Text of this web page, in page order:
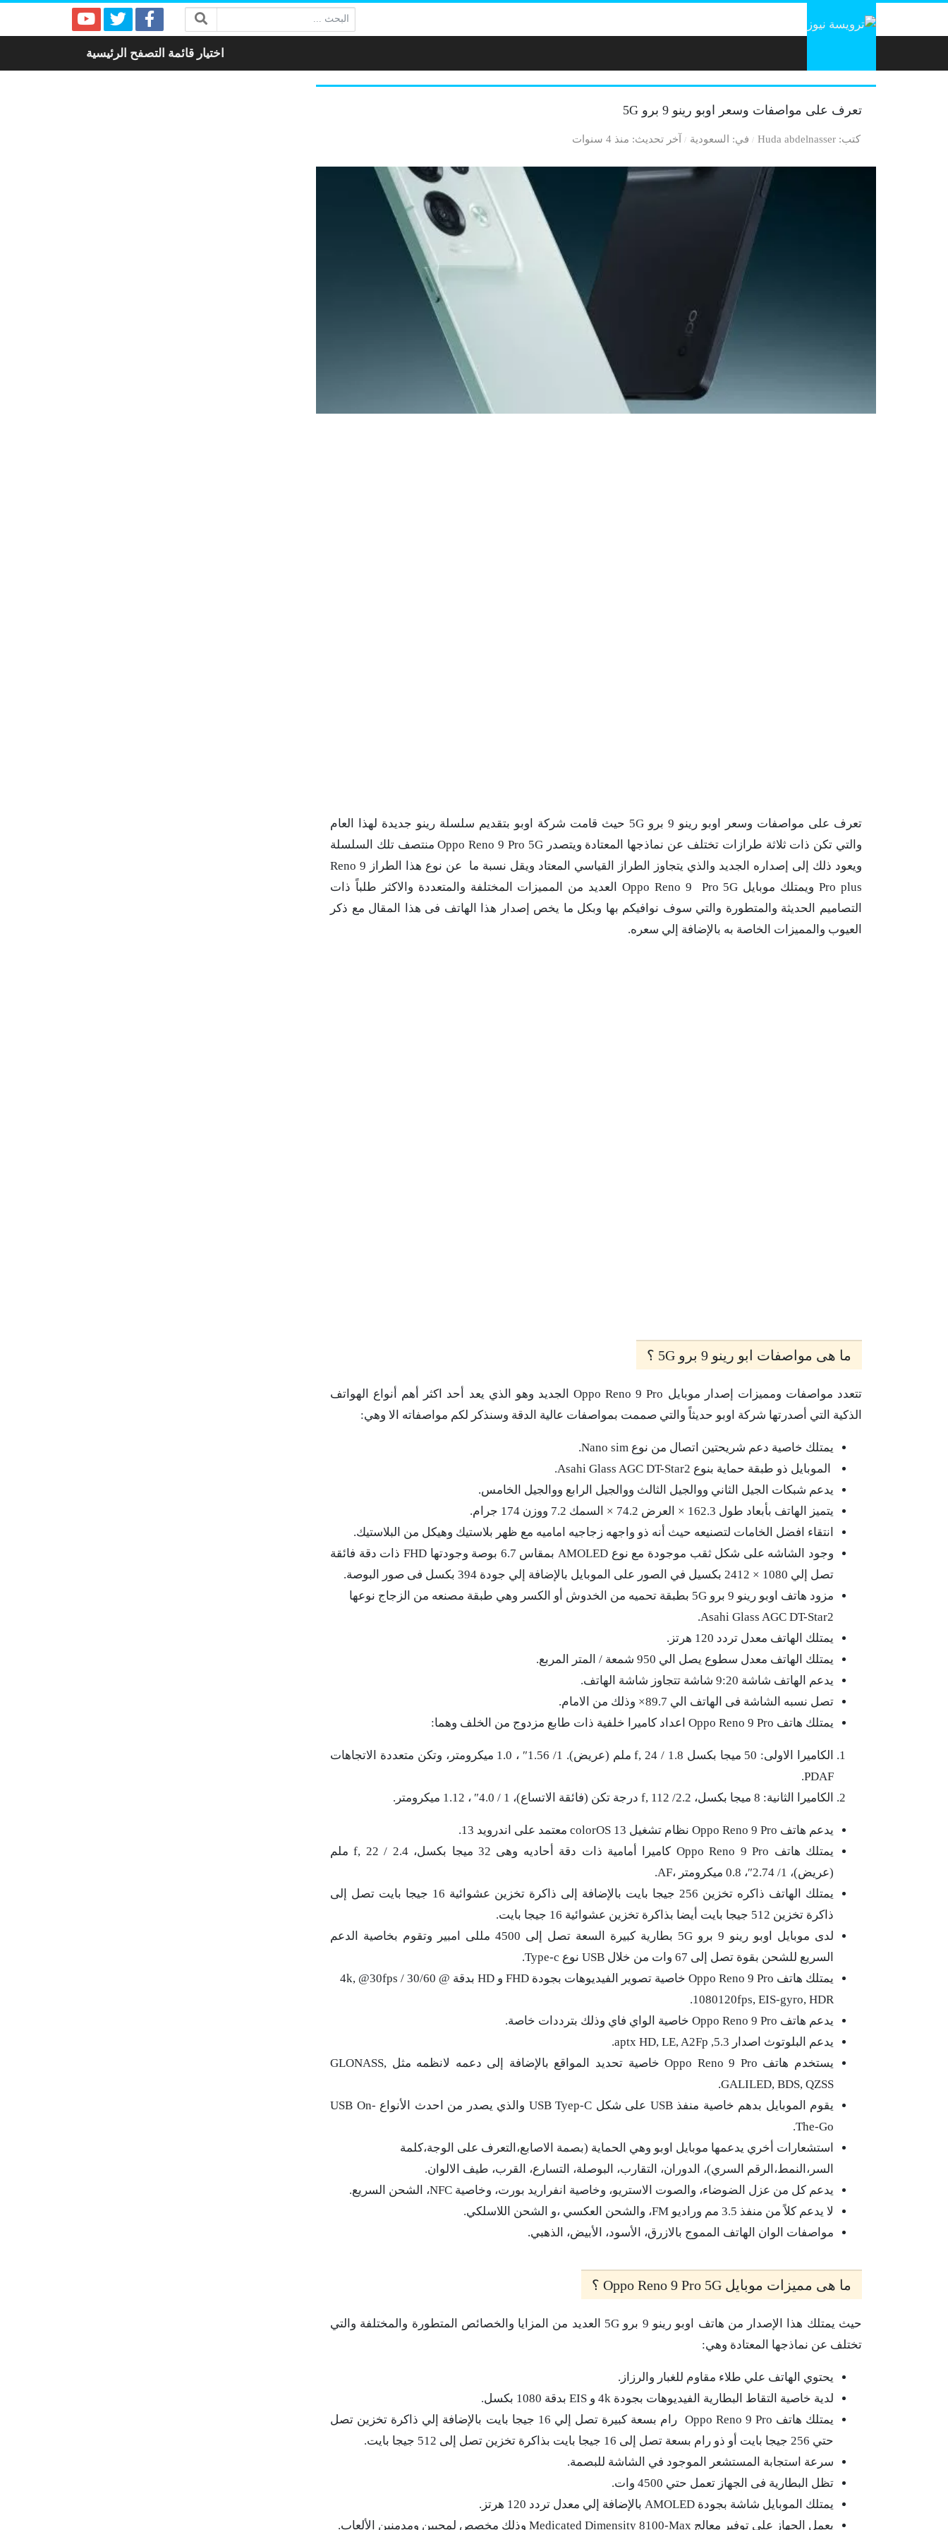
البحث:
اختيار قائمة التصفح الرئيسية
تعرف على مواصفات وسعر اوبو رينو 9 برو 5G
كتب Huda abdelnasser في السعودية آخر تحديث منذ 4 سنوات
تعرف على مواصفات وسعر اوبو رينو 9 برو 5G حيث قامت شركة اوبو بتقديم سلسلة رينو جديدة لهذا العام
والتي تكن ذات ثلاثة طرازات تختلف عن نماذجها المعتادة ويتصدر Oppo Reno 9 Pro 5G منتصف تلك السلسلة
ويعود ذلك إلى إصداره الجديد والذي يتجاوز الطراز القياسي المعتاد ويقل نسبة ما عن نوع هذا الطراز Reno 9
Pro plus ويمتلك موبايل Oppo Reno 9 Pro 5G العديد من المميزات المختلفة والمتعددة والاكثر طلباً ذات
التصاميم الحديثة والمتطورة والتي سوف نوافيكم بها وبكل ما يخص إصدار هذا الهاتف فى هذا المقال مع ذكر
العيوب والمميزات الخاصة به بالإضافة إلي سعره.
ما هى مواصفات ابو رينو 9 برو 5G ؟
تتعدد مواصفات ومميزات إصدار موبايل Oppo Reno 9 Pro الجديد وهو الذي يعد أحد اكثر أهم أنواع الهواتف
الذكية التي أصدرتها شركة اوبو حديثاً والتي صممت بمواصفات عالية الدقة وسنذكر لكم مواصفاته الا وهي:
يمتلك خاصية دعم شريحتين اتصال من نوع Nano sim.
الموبايل ذو طبقة حماية بنوع Asahi Glass AGC DT-Star2.
يدعم شبكات الجيل الثاني ووالجيل الثالث ووالجيل الرابع ووالجيل الخامس.
يتميز الهاتف بأبعاد طول 162.3 × العرض 74.2 × السمك 7.2 ووزن 174 جرام.
انتقاء افضل الخامات لتصنيعه حيث أنه ذو واجهه زجاجيه اماميه مع ظهر بلاستيك وهيكل من البلاستيك.
وجود الشاشه على شكل ثقب موجودة مع نوع AMOLED بمقاس 6.7 بوصة وجودتها FHD ذات دقة فائقة
تصل إلي 1080 × 2412 بكسيل في الصور على الموبايل بالإضافة إلي جودة 394 بكسل فى صور البوصة.
مزود هاتف اوبو رينو 9 برو 5G بطبقة تحميه من الخدوش أو الكسر وهي طبقة مصنعه من الزجاج نوعها
Asahi Glass AGC DT-Star2.
يمتلك الهاتف معدل تردد 120 هرتز.
يمتلك الهاتف معدل سطوع يصل الي 950 شمعة / المتر المربع.
يدعم الهاتف شاشة 9:20 شاشة تتجاوز شاشة الهاتف.
تصل نسبه الشاشة فى الهاتف الي 89.7× وذلك من الامام.
يمتلك هاتف Oppo Reno 9 Pro اعداد كاميرا خلفية ذات طابع مزدوج من الخلف وهما:
الكاميرا الاولى: 50 ميجا بكسل 1.8 / f, 24 ملم (عريض). 1/ 1.56″ ، 1.0 ميكرومتر، وتكن متعددة الاتجاهات
PDAF.
الكاميرا الثانية: 8 ميجا بكسل، 2.2/ f, 112 درجة تكن (فائقة الاتساع)، 1 / 4.0″ ، 1.12 ميكرومتر.
يدعم هاتف Oppo Reno 9 Pro نظام تشغيل colorOS 13 معتمد على اندرويد 13.
يمتلك هاتف Oppo Reno 9 Pro كاميرا أمامية ذات دقة أحاديه وهى 32 ميجا بكسل، 2.4 / f, 22 ملم
(عريض)، 1/ 2.74″، 0.8 ميكرومتر ،AF.
يمتلك الهاتف ذاكره تخزين 256 جيجا بايت بالإضافة إلى ذاكرة تخزين عشوائية 16 جيجا بايت تصل إلى
ذاكرة تخزين 512 جيجا بايت أيضا بذاكرة تخزين عشوائية 16 جيجا بايت.
لدى موبايل اوبو رينو 9 برو 5G بطارية كبيرة السعة تصل إلى 4500 مللى امبير وتقوم بخاصية الدعم
السريع للشحن بقوة تصل إلى 67 وات من خلال USB نوع Type-c.
يمتلك هاتف Oppo Reno 9 Pro خاصية تصوير الفيديوهات بجودة FHD و HD بدقة 4k, @30fps / 30/60 @
1080120fps, EIS-gyro, HDR.
يدعم هاتف Oppo Reno 9 Pro خاصية الواي فاي وذلك بترددات خاصة.
يدعم البلوتوث اصدار 5.3, aptx HD, LE, A2Fp.
يستخدم هاتف Oppo Reno 9 Pro خاصية تحديد المواقع بالإضافة إلى دعمه لانظمه مثل GLONASS,
GALILED, BDS, QZSS.
يقوم الموبايل بدهم خاصية منفذ USB على شكل USB Tyep-C والذي يصدر من احدث الأنواع USB On-
The-Go.
استشعارات أخري يدعمها موبايل اوبو وهي الحماية (بصمة الاصابع،التعرف على الوجة،كلمة
السر،النمط،الرقم السري)، الدوران، التقارب، البوصلة، التسارع، القرب، طيف الالوان.
يدعم كل من عزل الضوضاء، والصوت الاستريو، وخاصية انفراريد بورت، وخاصية NFC، الشحن السريع.
لا يدعم كلاً من منفذ 3.5 مم وراديو FM، والشحن العكسي ،و الشحن اللاسلكي.
مواصفات الوان الهاتف المموج بالازرق، الأسود، الأبيض، الذهبي.
ما هى مميزات موبايل Oppo Reno 9 Pro 5G ؟
حيث يمتلك هذا الإصدار من هاتف اوبو رينو 9 برو 5G العديد من المزايا والخصائص المتطورة والمختلفة والتي
تختلف عن نماذجها المعتادة وهي:
يحتوي الهاتف علي طلاء مقاوم للغبار والرزاز.
لدية خاصية التقاط البطارية الفيديوهات بجودة 4k و EIS بدقة 1080 بكسل.
يمتلك هاتف Oppo Reno 9 Pro رام بسعة كبيرة تصل إلي 16 جيجا بايت بالإضافة إلي ذاكرة تخزين تصل
حتي 256 جيجا بايت أو ذو رام بسعة تصل إلى 16 جيجا بايت بذاكرة تخزين تصل إلى 512 جيجا بايت.
سرعة استجابة المستشعر الموجود في الشاشة للبصمة.
تظل البطارية فى الجهاز تعمل حتي 4500 وات.
يمتلك الموبايل شاشة بجودة AMOLED بالإضافة إلي معدل تردد 120 هرتز.
يعمل الجهاز على توفير معالج Medicated Dimensity 8100-Max وذلك مخصص لمحبين ومدمنين الألعاب.